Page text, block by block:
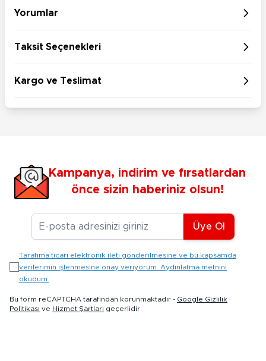
Yorumlar
Taksit Seçenekleri
Kargo ve Teslimat
Kampanya, indirim ve fırsatlardan
önce sizin haberiniz olsun!
E-posta Adresiniz
Üye Ol
Tarafıma ticari elektronik ileti gönderilmesine ve bu kapsamda
verilerimin işlenmesine onay veriyorum. Aydınlatma metnini
okudum.
Bu form reCAPTCHA tarafından korunmaktadır - Google Gizlilik
Politikası ve Hizmet Şartları geçerlidir.